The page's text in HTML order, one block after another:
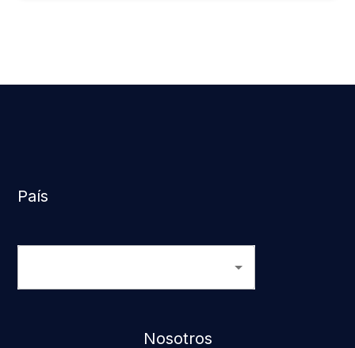
País
Nosotros